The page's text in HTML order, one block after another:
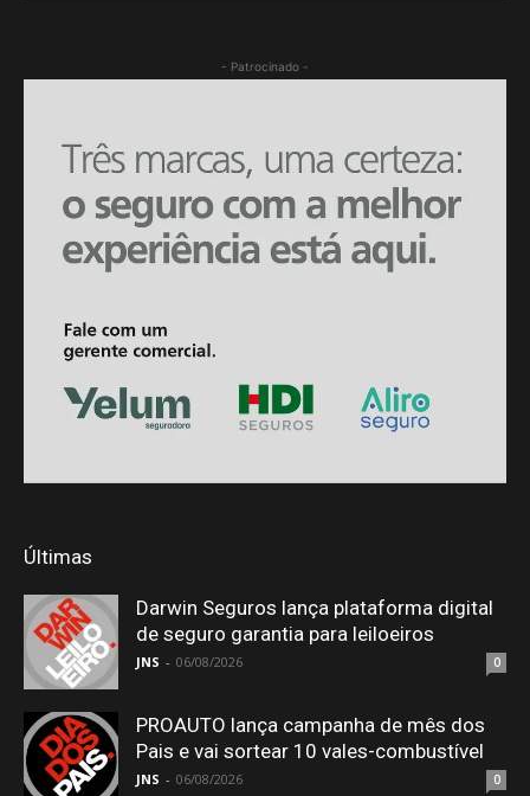
- Patrocinado -
Últimas
Darwin Seguros lança plataforma digital
de seguro garantia para leiloeiros
JNS - 06/08/2026 0
PROAUTO lança campanha de mês dos
Pais e vai sortear 10 vales-combustível
JNS - 06/08/2026 0